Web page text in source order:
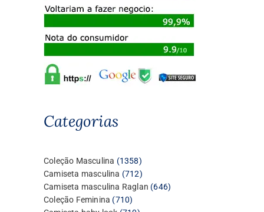
Categorias
Coleção Masculina 13581358
produtos
Camiseta masculina 712712
produtos
Camiseta masculina Raglan 646646
Coleção Feminina 710710